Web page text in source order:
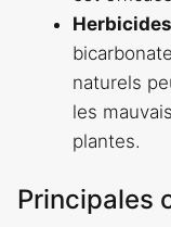
naturels
les
plantes.
Principales